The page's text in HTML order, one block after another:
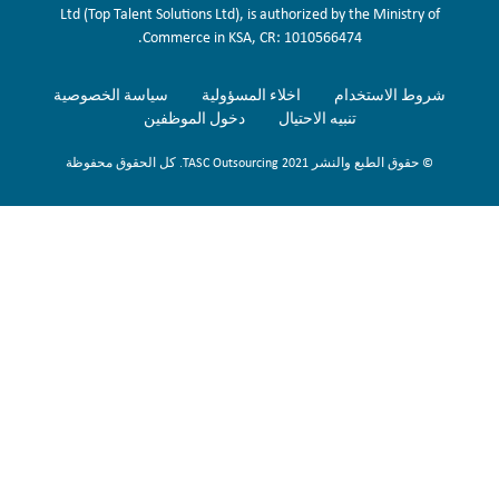
Ltd (Top Talent Solutions Ltd), is authorized by the Ministry of
Commerce in KSA, CR: 1010566474.
© حقوق الطبع والنشر 2021 TASC Outsourcing. كل الحقوق محفوظة
شروط الاستخدام اخلاء المسؤولية
سياسة الخصوصية
تنبيه الاحتيال
دخول الموظفين